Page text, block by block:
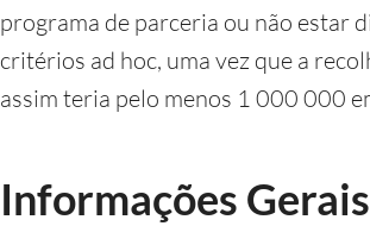
programa de parceria ou não estar
critérios ad hoc, uma vez que a
assim teria pelo menos 1 000 000
Informações Gerais